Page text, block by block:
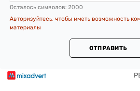
Осталось символов: 2000
Авторизуйтесь, чтобы иметь возможность
материалы
ОТПРАВИТЬ